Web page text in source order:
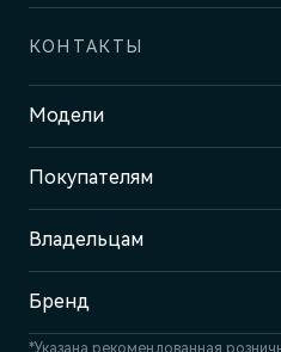
КОНТАКТЫ
Адрес
Ижевск, ул.
Отдел продаж и сервиса
+7 (3412) 901-600
Модели
Покупателям
Владельцам
Бренд
*Указана рекомендованная